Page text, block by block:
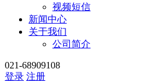
视频短信
新闻中心
关于我们
公司简介
021-68909108
登录 注册